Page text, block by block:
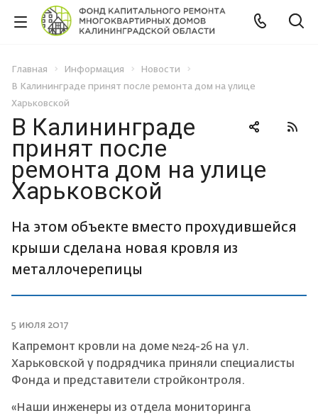
Главная Информация
Новости
В Калининграде принят после ремонта дом на улице
Харьковской
В Калининграде
принят после
ремонта дом на улице
Харьковской
На этом объекте вместо прохудившейся
крыши сделана новая кровля из
металлочерепицы
5 июля 2017
Капремонт кровли на доме №24-26 на ул.
Харьковской у подрядчика приняли специалисты
Фонда и представители стройконтроля.
«Наши инженеры из отдела мониторинга